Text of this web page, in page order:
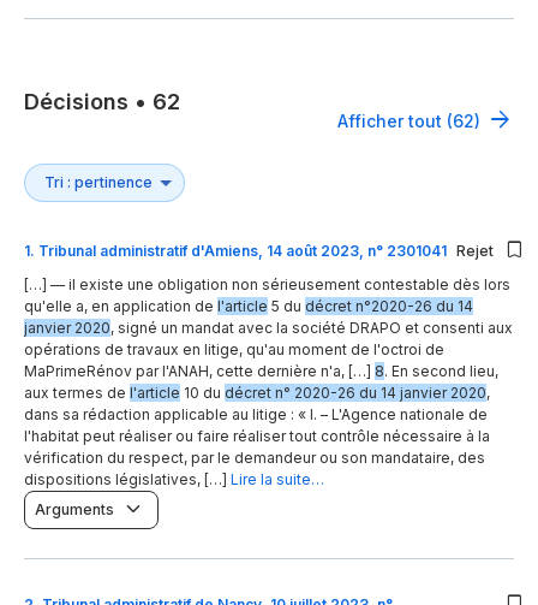
Décisions • 62
Afficher tout (62)
1. Tribunal administratif d'Amiens, 14 août 2023, n° 2301041 Rejet
[…] — il existe une obligation non sérieusement contestable dès lors
qu'elle a, en application de l'article 5 du décret n°2020-26 du 14
janvier 2020, signé un mandat avec la société DRAPO et consenti aux
opérations de travaux en litige, qu'au moment de l'octroi de
MaPrimeRénov par l'ANAH, cette dernière n'a, […] 8. En second lieu,
aux termes de l'article 10 du décret n° 2020-26 du 14 janvier 2020,
dans sa rédaction applicable au litige : « I. – L'Agence nationale de
l'habitat peut réaliser ou faire réaliser tout contrôle nécessaire à la
vérification du respect, par le demandeur ou son mandataire, des
dispositions législatives, […] Lire la suite…
Arguments